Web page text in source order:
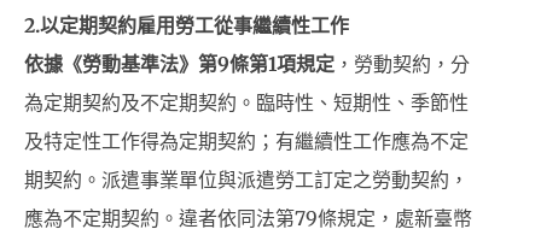
2.以定期契約雇用勞工從事繼續性工作
依據《勞動基準法》第9條第1項規定 ，勞動契約，分
為定期契約及不定期契約。臨時性、短期性、季節性
及特定性工作得為定期契約；有繼續性工作應為不定
期契約。派遣事業單位與派遣勞工訂定之勞動契約，
應為不定期契約。違者依同法第79條規定，處新臺幣